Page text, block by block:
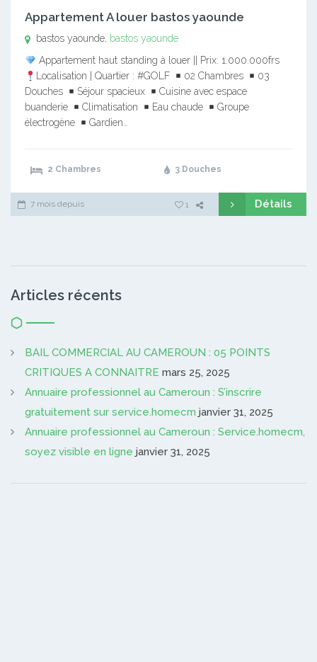
Appartement A louer bastos yaounde
bastos yaounde, bastos yaounde
Appartement haut standing à louer || Prix: 1.000.000frs
Localisation | Quartier : #GOLF
02 Chambres
03
Douches
Séjour spacieux
Cuisine avec espace
buanderie
Climatisation Eau chaude
Groupe
électrogène
Gardien…
2 Chambres 3 Douches
7 mois depuis 1 Détails
Articles récents
BAIL COMMERCIAL AU CAMEROUN : 05 POINTS
CRITIQUES A CONNAITRE mars 25, 2025
Annuaire professionnel au Cameroun : S’inscrire
gratuitement sur service.homecm janvier 31, 2025
Annuaire professionnel au Cameroun : Service.homecm,
soyez visible en ligne janvier 31, 2025